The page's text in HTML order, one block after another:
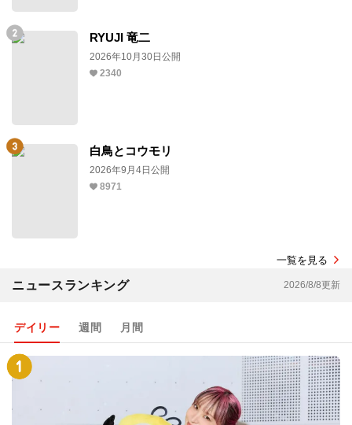
RYUJI 竜二
2026年10月30日公開
2340
白鳥とコウモリ
2026年9月4日公開
8971
一覧を見る
ニュースランキング 2026/8/8更新
デイリー 週間 月間